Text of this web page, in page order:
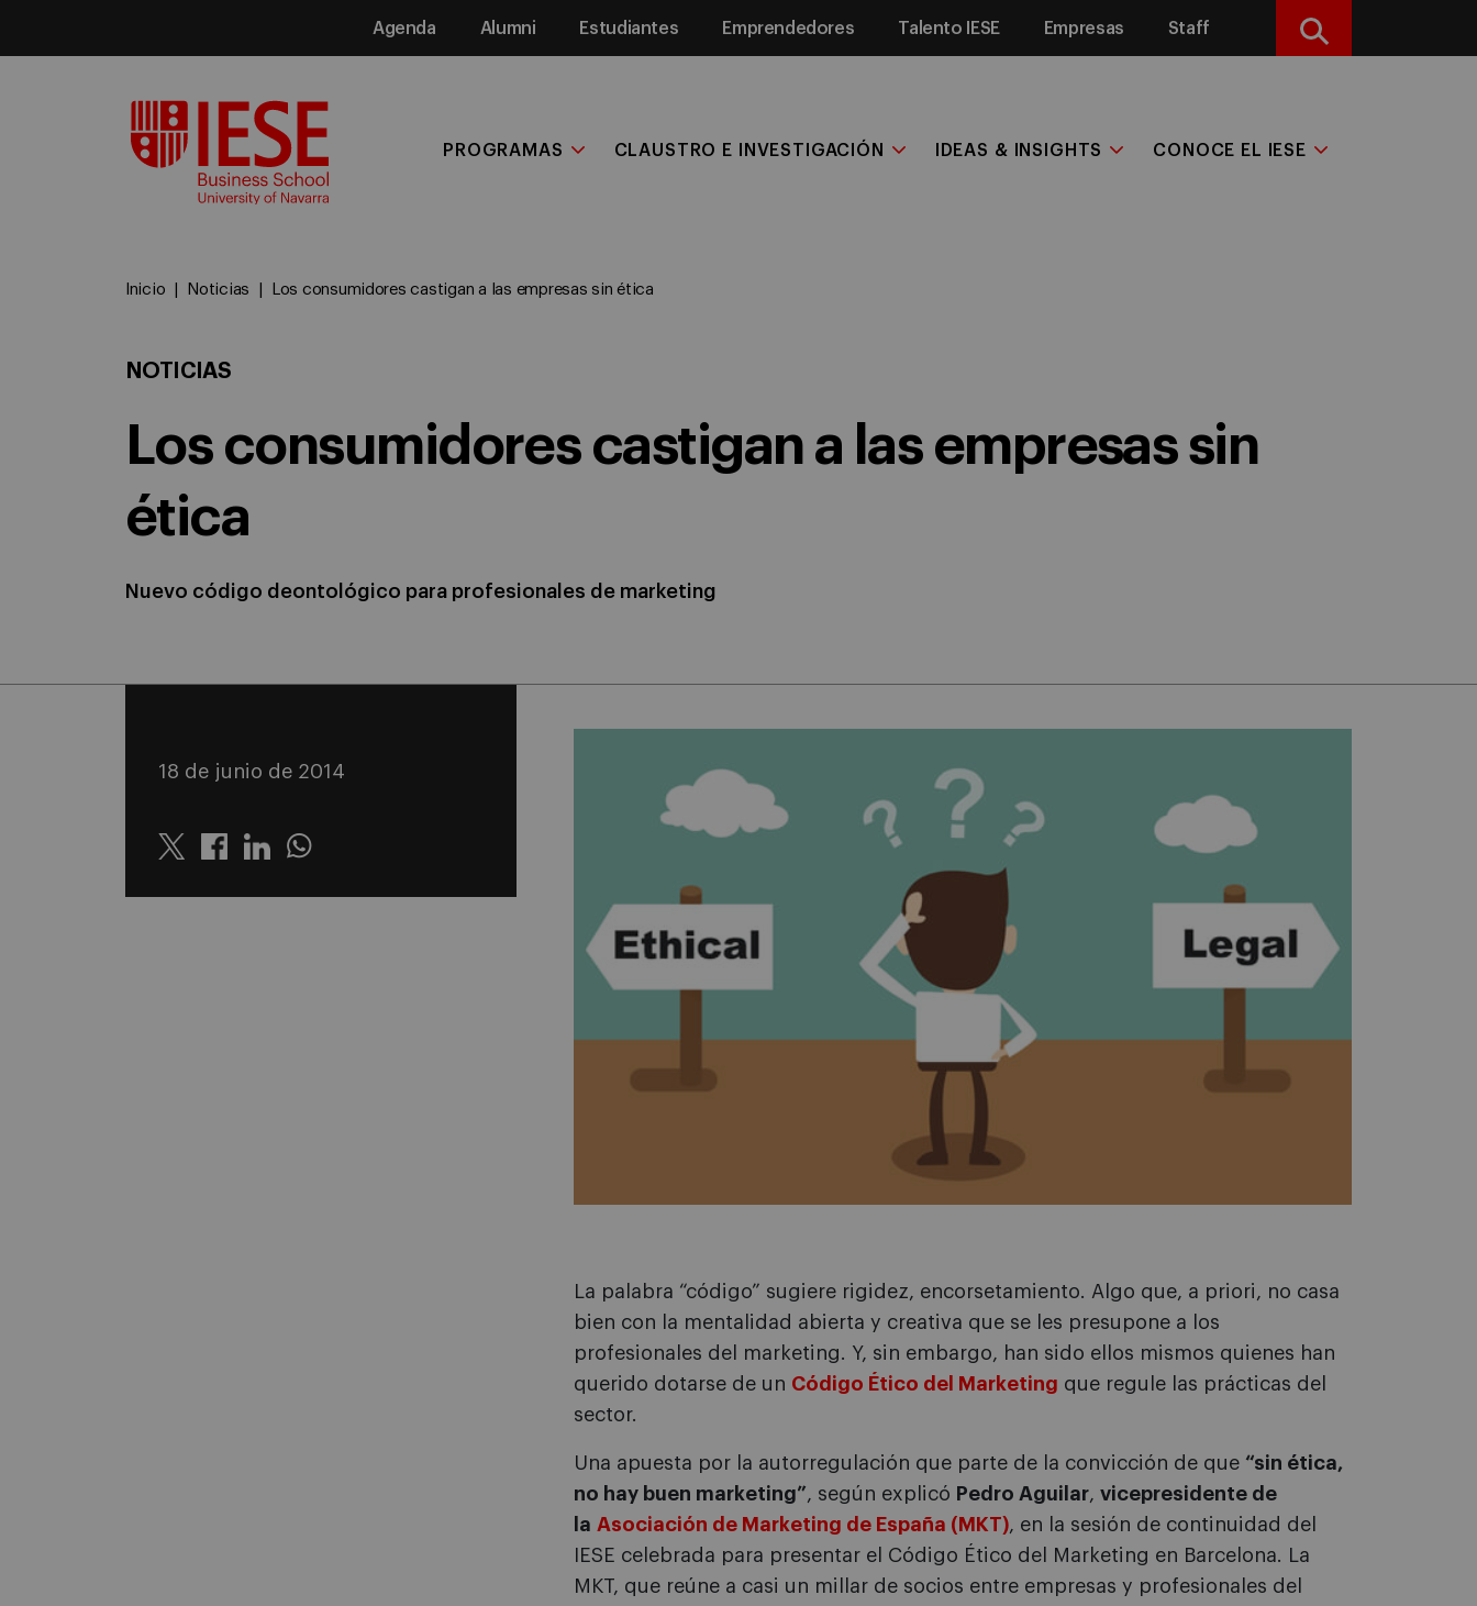
Agenda Alumni Estudiantes Emprendedores Talento IESE Empresas Staff Buscar
PROGRAMAS CLAUSTRO E INVESTIGACIÓN IDEAS & INSIGHTS CONOCE EL IESE
Inicio Noticias Los consumidores castigan a las empresas sin ética
NOTICIAS
Los consumidores castigan a las empresas sin
ética
Nuevo código deontológico para profesionales de marketing
18 de junio de 2014
Twitter LinkedinWhatsapp
La palabra “código” sugiere rigidez, encorsetamiento. Algo que, a priori, no casa
bien con la mentalidad abierta y creativa que se les presupone a los
profesionales del marketing. Y, sin embargo, han sido ellos mismos quienes han
querido dotarse de un Código Ético del Marketing que regule las prácticas del
sector.
Una apuesta por la autorregulación que parte de la convicción de que “sin ética,
no hay buen marketing”, según explicó Pedro Aguilar, vicepresidente de
la Asociación de Marketing de España (MKT), en la sesión de continuidad del
IESE celebrada para presentar el Código Ético del Marketing en Barcelona. La
MKT, que reúne a casi un millar de socios entre empresas y profesionales del